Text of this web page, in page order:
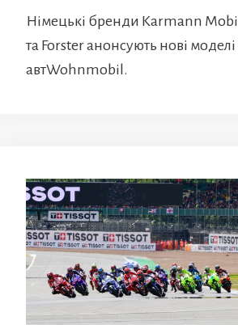
Німецькі бренди Karmann Mobil
та Forster анонсують нові моделі
автWohnmobil.